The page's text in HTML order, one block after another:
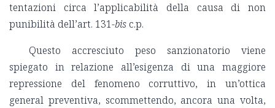
tentazioni circa l’applicabilità della causa di non
punibilità dell’art. 131-bis c.p.
Questo accresciuto peso sanzionatorio viene
spiegato in relazione all’esigenza di una maggiore
repressione del fenomeno corruttivo, in un’ottica
general preventiva, scommettendo, ancora una volta,